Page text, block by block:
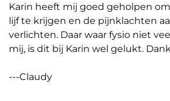
Karin heeft mij goed geholpen
lijf te krijgen en de pijnklachten
verlichten. Daar waar fysio niet
mij, is dit bij Karin wel gelukt.
---Claudy